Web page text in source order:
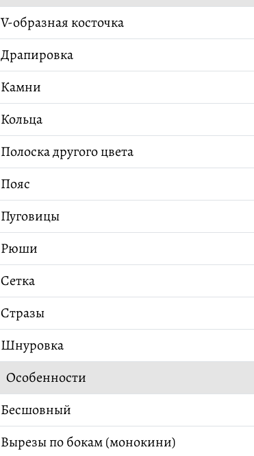
V-образная косточка
Драпировка
Камни
Кольца
Полоска другого цвета
Пояс
Пуговицы
Рюши
Сетка
Стразы
Шнуровка
Особенности
Бесшовный
Вырезы по бокам (монокини)